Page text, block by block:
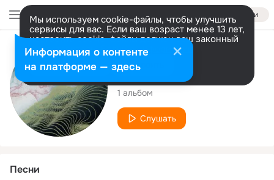
Войти
Мы используем cookie-файлы, чтобы улучшить
сервисы для вас. Если ваш возраст менее 13 лет,
настроить cookie-файлы должен ваш законный
представитель. Больше информации
Разрешить все Настроить
Исполнитель
Un:Code
1 альбом
Слушать
Песни
Информация о контенте
на платформе — здесь